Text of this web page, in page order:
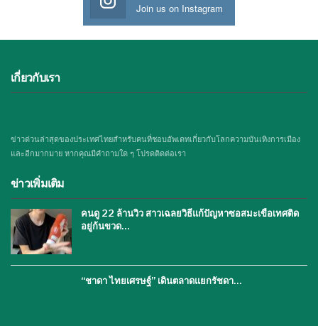
Join us on Instagram
เกี่ยวกับเรา
ข่าวด่วนล่าสุดของประเทศไทยสำหรับคนที่ชอบอัพเดทเกี่ยวกับโลกความบันเทิงการเมือง
และอีกมากมาย หากคุณมีคำถามใด ๆ โปรดติดต่อเรา
ข่าวเพิ่มเติม
คนดู 22 ล้านวิว สาวเฉลยวิธีแก้ปัญหาซอสมะเขือเทศติด
อยู่ก้นขวด…
“ชาดา ไทยเศรษฐ์” เดินตลาดแยกรัชดา…